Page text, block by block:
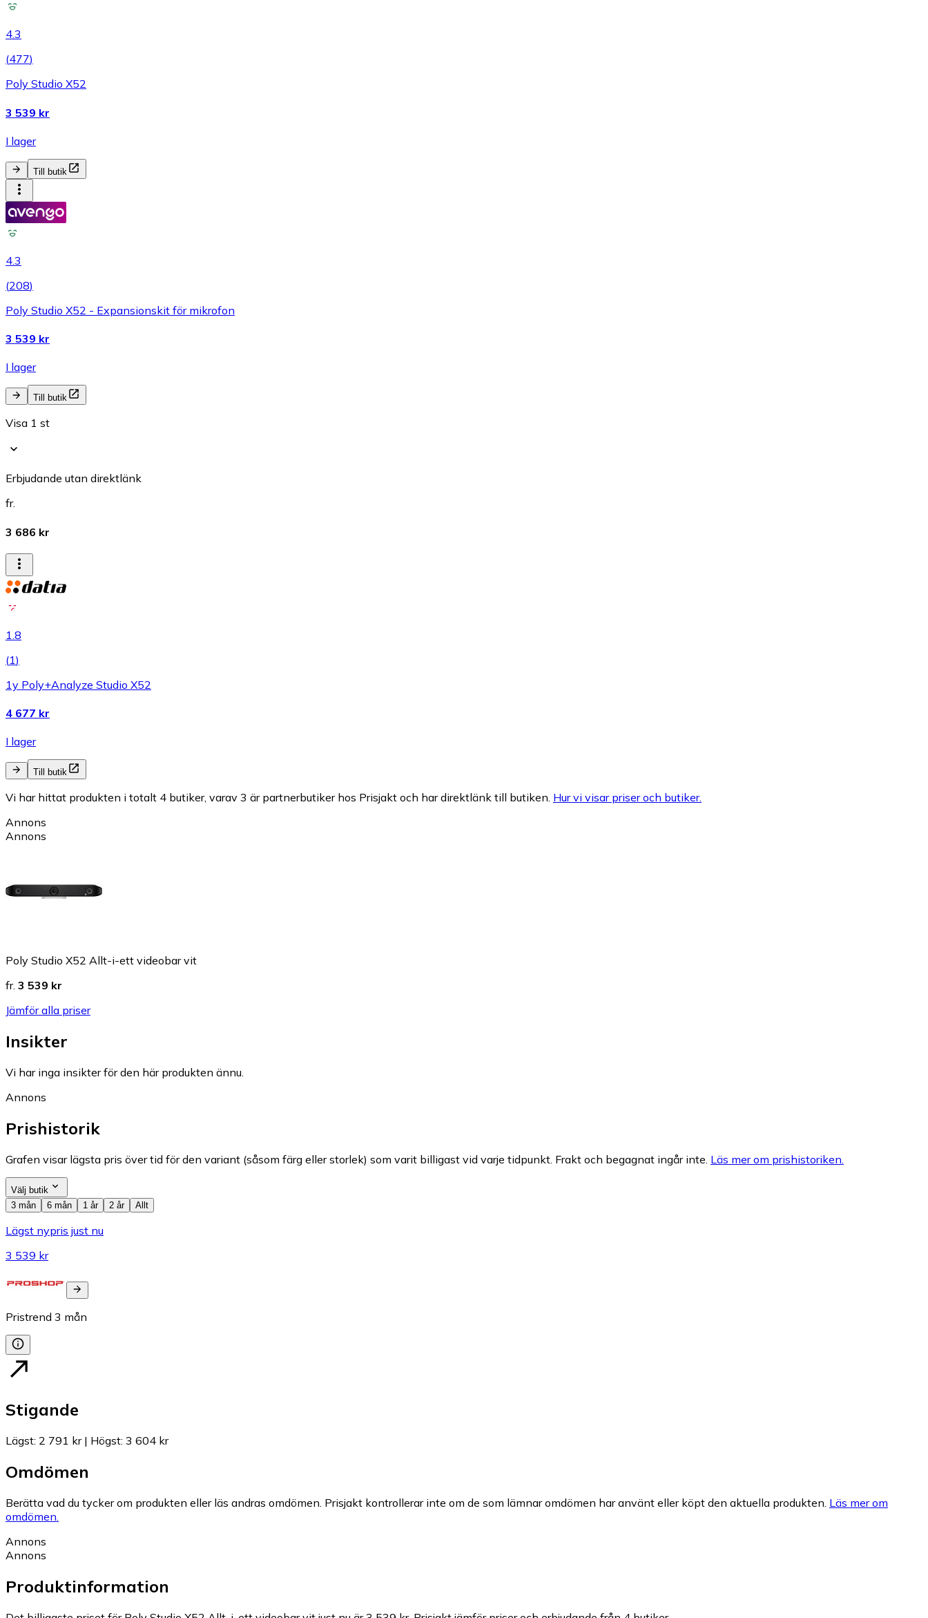
4.3
(477)
Poly Studio X52
3 539 kr
I lager
Till butik
4.3
(208)
Poly Studio X52 - Expansionskit för mikrofon
3 539 kr
I lager
Till butik
Visa 1 st
Erbjudande utan direktlänk
fr.
3 686 kr
1.8
(1)
1y Poly+Analyze Studio X52
4 677 kr
I lager
Till butik
Vi har hittat produkten i totalt 4 butiker, varav 3 är partnerbutiker hos Prisjakt och har direktlänk till butiken. Hur vi visar priser och butiker.
Annons
Annons
Poly Studio X52 Allt-i-ett videobar vit
fr. 3 539 kr
Jämför alla priser
Insikter
Vi har inga insikter för den här produkten ännu.
Annons
Prishistorik
Grafen visar lägsta pris över tid för den variant (såsom färg eller storlek) som varit billigast vid varje tidpunkt. Frakt och begagnat ingår inte. Läs mer om prishistoriken.
Välj butik
3 mån
6 mån 1 år 2 år Allt
Lägst nypris just nu
3 539 kr
Pristrend 3 mån
Stigande
Lägst: 2 791 kr| Högst: 3 604 kr
Omdömen
Berätta vad du tycker om produkten eller läs andras omdömen. Prisjakt kontrollerar inte om de som lämnar omdömen har använt eller köpt den aktuella produkten. Läs mer om
omdömen.
Annons
Annons
Produktinformation